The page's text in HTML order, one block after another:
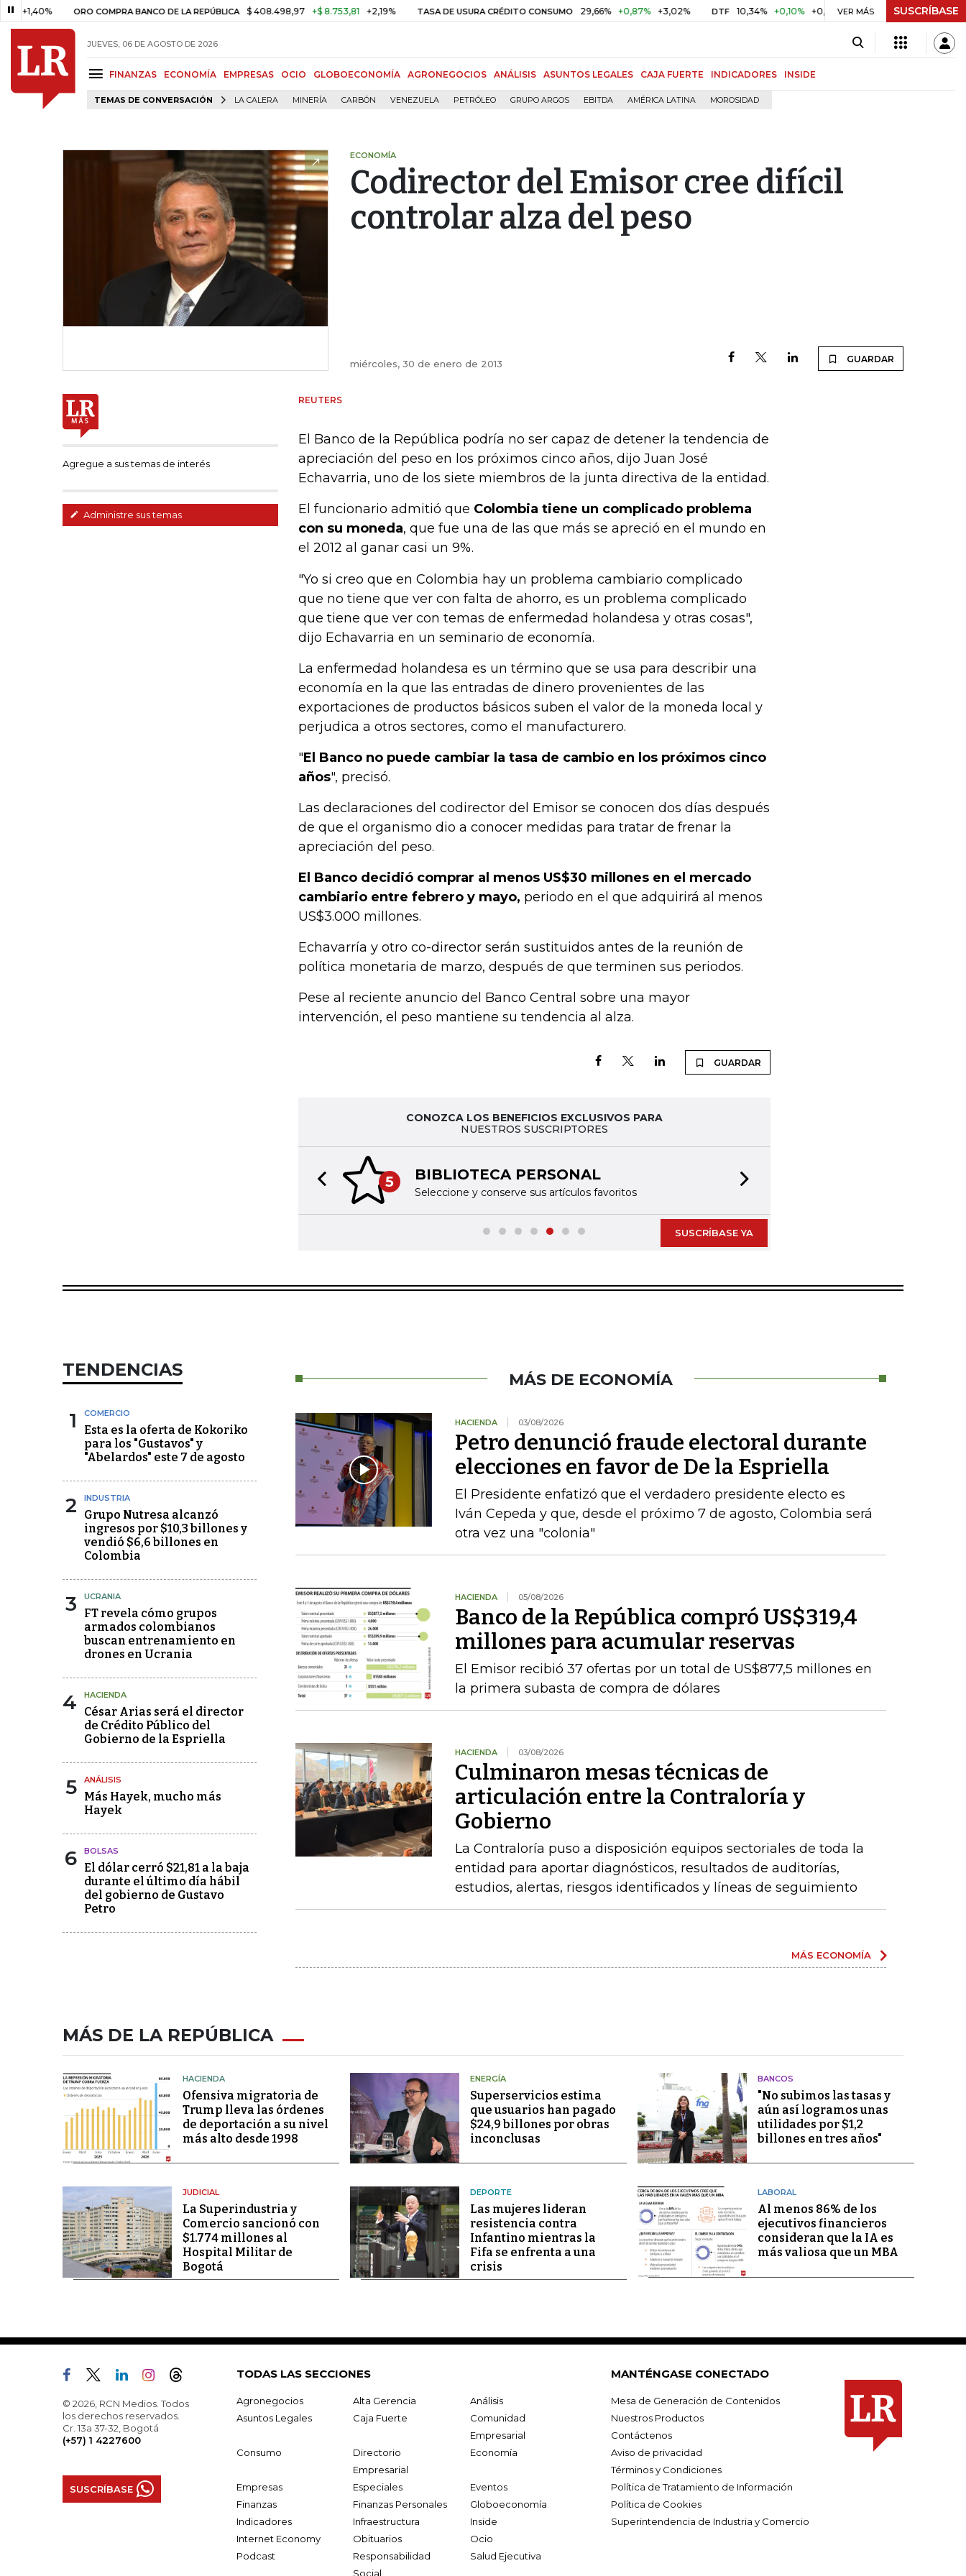
ORO COMPRA BANCO DE LA REPÚBLICA $ 408.498,97 +$ 8.753,81 +2,19% TASA DE USURA CRÉDITO CONSUMO 29,66% +0,87% +3,02% DTF 10,34% +0,10% +0,98% UVR $ 416,86 +$ 0,05 +0,01%
VER MÁS SUSCRÍBASE
JUEVES, 06 DE AGOSTO DE 2026
FINANZAS ECONOMÍA EMPRESAS OCIO GLOBOECONOMÍA AGRONEGOCIOS ANÁLISIS ASUNTOS LEGALES CAJA FUERTE INDICADORES INSIDE
TEMAS DE CONVERSACIÓN LA CALERA MINERÍA CARBÓN VENEZUELA PETRÓLEO GRUPO ARGOS EBITDA AMÉRICA LATINA MOROSIDAD
ECONOMÍA
Codirector del Emisor cree difícil
controlar alza del peso
miércoles, 30 de enero de 2013 GUARDAR
Agregue a sus temas de interés
Administre sus temas
REUTERS
El Banco de la República podría no ser capaz de detener la tendencia de
apreciación del peso en los próximos cinco años, dijo Juan José
Echavarria, uno de los siete miembros de la junta directiva de la entidad.
El funcionario admitió que Colombia tiene un complicado problema
con su moneda, que fue una de las que más se apreció en el mundo en
el 2012 al ganar casi un 9%.
"Yo si creo que en Colombia hay un problema cambiario complicado
que no tiene que ver con falta de ahorro, es un problema complicado
que tiene que ver con temas de enfermedad holandesa y otras cosas",
dijo Echavarria en un seminario de economía.
La enfermedad holandesa es un término que se usa para describir una
economía en la que las entradas de dinero provenientes de las
exportaciones de productos básicos suben el valor de la moneda local y
perjudica a otros sectores, como el manufacturero.
"El Banco no puede cambiar la tasa de cambio en los próximos cinco
años", precisó.
Las declaraciones del codirector del Emisor se conocen dos días después
de que el organismo dio a conocer medidas para tratar de frenar la
apreciación del peso.
El Banco decidió comprar al menos US$30 millones en el mercado
cambiario entre febrero y mayo, periodo en el que adquirirá al menos
US$3.000 millones.
Echavarría y otro co-director serán sustituidos antes de la reunión de
política monetaria de marzo, después de que terminen sus periodos.
Pese al reciente anuncio del Banco Central sobre una mayor
intervención, el peso mantiene su tendencia al alza.
GUARDAR
CONOZCA LOS BENEFICIOS EXCLUSIVOS PARA
NUESTROS SUSCRIPTORES
5 BIBLIOTECA PERSONAL
Seleccione y conserve sus artículos favoritos
Previous slide
SUSCRÍBASE YA
TENDENCIAS
1 COMERCIO
Esta es la oferta de Kokoriko
para los "Gustavos" y
"Abelardos" este 7 de agosto
2 INDUSTRIA
Grupo Nutresa alcanzó
ingresos por $10,3 billones y
vendió $6,6 billones en
Colombia
3 UCRANIA
FT revela cómo grupos
armados colombianos
buscan entrenamiento en
drones en Ucrania
4 HACIENDA
César Arias será el director
de Crédito Público del
Gobierno de la Espriella
5 ANÁLISIS
Más Hayek, mucho más
Hayek
6 BOLSAS
El dólar cerró $21,81 a la baja
durante el último día hábil
del gobierno de Gustavo
Petro
MÁS DE ECONOMÍA
HACIENDA 03/08/2026
Petro denunció fraude electoral durante
elecciones en favor de De la Espriella
El Presidente enfatizó que el verdadero presidente electo es
Iván Cepeda y que, desde el próximo 7 de agosto, Colombia será
otra vez una "colonia"
HACIENDA 05/08/2026
Banco de la República compró US$319,4
millones para acumular reservas
El Emisor recibió 37 ofertas por un total de US$877,5 millones en
la primera subasta de compra de dólares
HACIENDA 03/08/2026
Culminaron mesas técnicas de
articulación entre la Contraloría y
Gobierno
La Contraloría puso a disposición equipos sectoriales de toda la
entidad para aportar diagnósticos, resultados de auditorías,
estudios, alertas, riesgos identificados y líneas de seguimiento
MÁS ECONOMÍA
MÁS DE LA REPÚBLICA
HACIENDA
Ofensiva migratoria de
Trump lleva las órdenes
de deportación a su nivel
más alto desde 1998
ENERGÍA
Superservicios estima
que usuarios han pagado
$24,9 billones por obras
inconclusas
BANCOS
"No subimos las tasas y
aún así logramos unas
utilidades por $1,2
billones en tres años"
JUDICIAL
La Superindustria y
Comercio sancionó con
$1.774 millones al
Hospital Militar de
Bogotá
DEPORTE
Las mujeres lideran
resistencia contra
Infantino mientras la
Fifa se enfrenta a una
crisis
LABORAL
Al menos 86% de los
ejecutivos financieros
consideran que la IA es
más valiosa que un MBA
© 2026, RCN Medios. Todos
los derechos reservados.
Cr. 13a 37-32, Bogotá
(+57) 1 4227600
SUSCRÍBASE
TODAS LAS SECCIONES
Agronegocios Alta Gerencia
Análisis
Asuntos Legales
Caja Fuerte
Comunidad
Empresarial
Consumo
Directorio
Empresarial
Economía
Empresas Especiales
Eventos
Finanzas
Finanzas Personales
Globoeconomía
Indicadores
Infraestructura
Inside
Internet Economy
Obituarios
Ocio
Podcast
Responsabilidad
Social
Salud Ejecutiva
MANTÉNGASE CONECTADO
Mesa de Generación de Contenidos
Nuestros Productos
Contáctenos
Aviso de privacidad
Términos y Condiciones
Política de Tratamiento de Información
Política de Cookies
Superintendencia de Industria y Comercio